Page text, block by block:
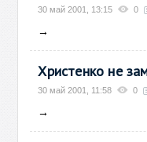
30 май 2001, 13:15 0
→
Христенко не
30 май 2001, 11:58 0
→